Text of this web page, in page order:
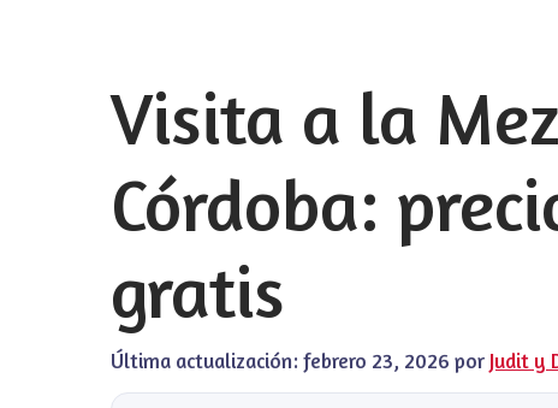
Visita a la
Córdoba:
gratis
Última actualización: febrero 23, 2026 por Judit y